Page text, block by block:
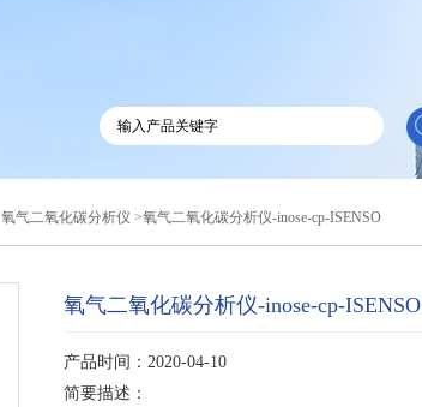
氧气二氧化碳分析仪 >氧气二氧化碳分析仪-inose-cp-ISENSO
氧气二氧化碳分析仪-inose-cp-ISENSO
产品时间：2020-04-10
简要描述：